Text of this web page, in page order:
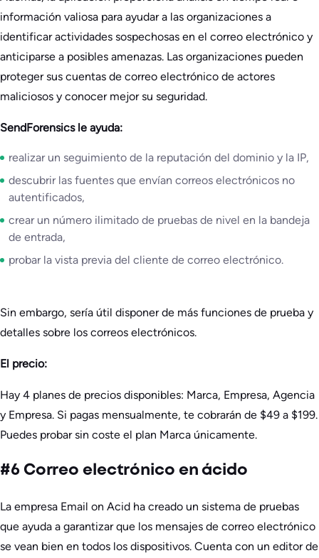
información valiosa para ayudar a las organizaciones a
identificar actividades sospechosas en el correo electrónico y
anticiparse a posibles amenazas. Las organizaciones pueden
proteger sus cuentas de correo electrónico de actores
maliciosos y conocer mejor su seguridad.
SendForensics le ayuda:
realizar un seguimiento de la reputación del dominio y la IP,
descubrir las fuentes que envían correos electrónicos no
autentificados,
crear un número ilimitado de pruebas de nivel en la bandeja
de entrada,
probar la vista previa del cliente de correo electrónico.
Sin embargo, sería útil disponer de más funciones de prueba y
detalles sobre los correos electrónicos.
El precio:
Hay 4 planes de precios disponibles: Marca, Empresa, Agencia
y Empresa. Si pagas mensualmente, te cobrarán de $49 a $199.
Puedes probar sin coste el plan Marca únicamente.
#6 Correo electrónico en ácido
La empresa Email on Acid ha creado un sistema de pruebas
que ayuda a garantizar que los mensajes de correo electrónico
se vean bien en todos los dispositivos. Cuenta con un editor de